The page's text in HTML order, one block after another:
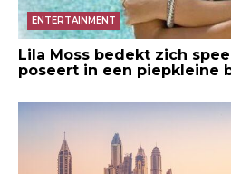
ENTERTAINMENT
Lila Moss bedekt zich
poseert in een piepkleine